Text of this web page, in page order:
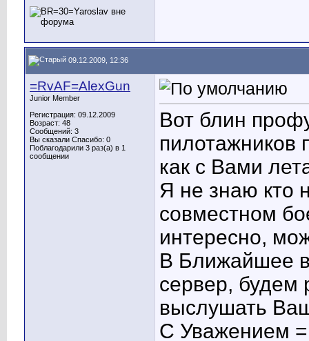
09.12.2009, 12:36
=RvAF=AlexGun
Junior Member
Регистрация: 09.12.2009
Возраст: 48
Сообщений: 3
Вы сказали Спасибо: 0
Поблагодарили 3 раз(а) в 1
сообщении
Вот блин
пилотажников
как с Вами
Я не знаю кто
совместном
интересно,
В Ближайшее
сервер, будем
выслушать
С Уважением